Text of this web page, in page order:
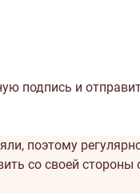
подпись и
поэтому
со своей стороны